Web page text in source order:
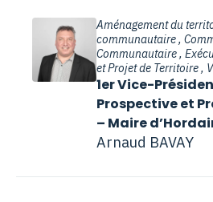
Aménagement du
communautaire ,
Communautaire ,
et Projet de Territoire ,
1er Vice-
Prospective et
– Maire
Arnaud BAVAY